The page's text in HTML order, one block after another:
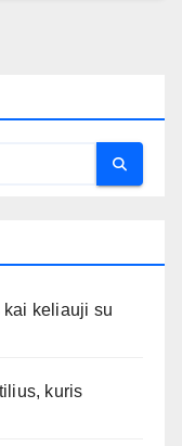
kai keliauji su
kuris